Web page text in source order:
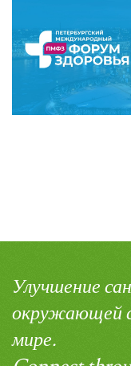
Улучшение
окружающей
мире.